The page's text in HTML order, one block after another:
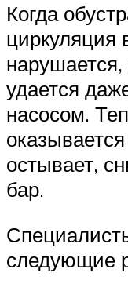
Когда
циркуляция
удается
насосом.
остывает,
бар.
следующие